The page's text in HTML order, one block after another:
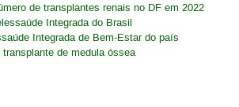
de transplantes renais no DF em 2022
Integrada do Brasil
Integrada de Bem-Estar do país
de medula óssea